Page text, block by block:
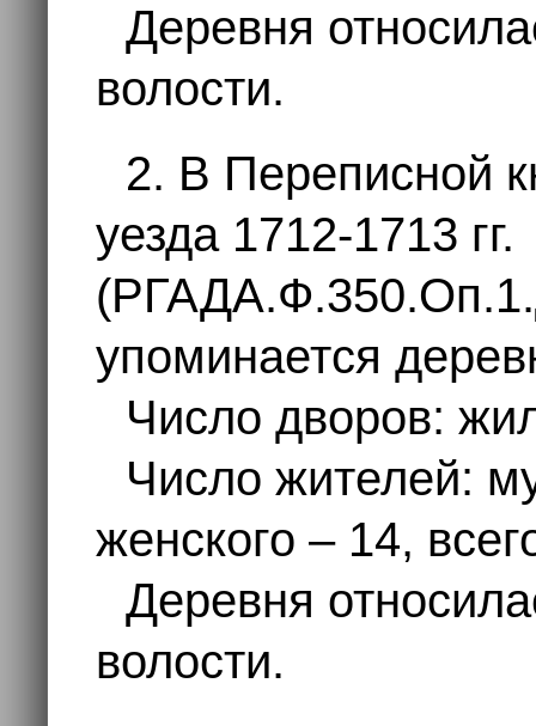
Деревня
волости.
2. В Переписной
уезда 1712-1713 гг.
упоминается
Число дворов:
Число жителей:
женского – 14,
Деревня
волости.